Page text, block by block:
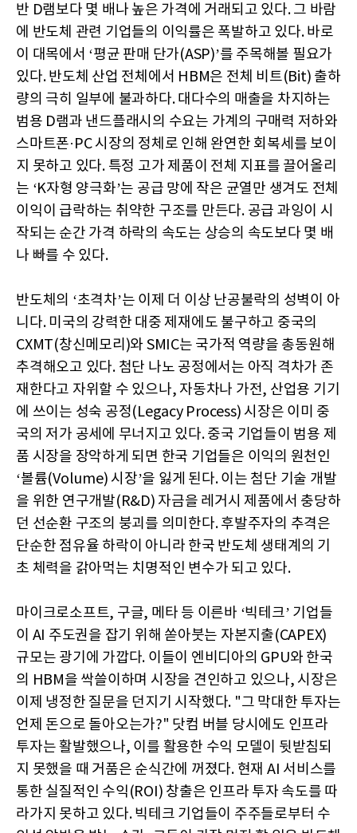
반 D램보다 몇 배나 높은 가격에 거래되고 있다. 그 바람
에 반도체 관련 기업들의 이익률은 폭발하고 있다. 바로
이 대목에서 ‘평균 판매 단가(ASP)’를 주목해볼 필요가
있다. 반도체 산업 전체에서 HBM은 전체 비트(Bit) 출하
량의 극히 일부에 불과하다. 대다수의 매출을 차지하는
범용 D램과 낸드플래시의 수요는 가계의 구매력 저하와
스마트폰·PC 시장의 정체로 인해 완연한 회복세를 보이
지 못하고 있다. 특정 고가 제품이 전체 지표를 끌어올리
는 ‘K자형 양극화’는 공급 망에 작은 균열만 생겨도 전체
이익이 급락하는 취약한 구조를 만든다. 공급 과잉이 시
작되는 순간 가격 하락의 속도는 상승의 속도보다 몇 배
나 빠를 수 있다.
반도체의 ‘초격차’는 이제 더 이상 난공불락의 성벽이 아
니다. 미국의 강력한 대중 제재에도 불구하고 중국의
CXMT(창신메모리)와 SMIC는 국가적 역량을 총동원해
추격해오고 있다. 첨단 나노 공정에서는 아직 격차가 존
재한다고 자위할 수 있으나, 자동차나 가전, 산업용 기기
에 쓰이는 성숙 공정(Legacy Process) 시장은 이미 중
국의 저가 공세에 무너지고 있다. 중국 기업들이 범용 제
품 시장을 장악하게 되면 한국 기업들은 이익의 원천인
‘볼륨(Volume) 시장’을 잃게 된다. 이는 첨단 기술 개발
을 위한 연구개발(R&D) 자금을 레거시 제품에서 충당하
던 선순환 구조의 붕괴를 의미한다. 후발주자의 추격은
단순한 점유율 하락이 아니라 한국 반도체 생태계의 기
초 체력을 갉아먹는 치명적인 변수가 되고 있다.
마이크로소프트, 구글, 메타 등 이른바 ‘빅테크’ 기업들
이 AI 주도권을 잡기 위해 쏟아붓는 자본지출(CAPEX)
규모는 광기에 가깝다. 이들이 엔비디아의 GPU와 한국
의 HBM을 싹쓸이하며 시장을 견인하고 있으나, 시장은
이제 냉정한 질문을 던지기 시작했다. "그 막대한 투자는
언제 돈으로 돌아오는가?" 닷컴 버블 당시에도 인프라
투자는 활발했으나, 이를 활용한 수익 모델이 뒷받침되
지 못했을 때 거품은 순식간에 꺼졌다. 현재 AI 서비스를
통한 실질적인 수익(ROI) 창출은 인프라 투자 속도를 따
라가지 못하고 있다. 빅테크 기업들이 주주들로부터 수